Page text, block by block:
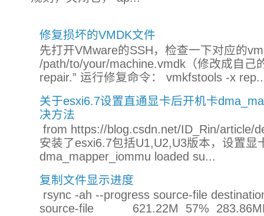
修复损坏的VMDK文件
先打开VMware的SSH，检查一下对应的
/path/to/your/machine.vmdk（修改成自己
repair.” 运行修复命令： vmkfstools -x
关于esxi6.7设置直通显卡后开机卡
决方法
from https://blog.csdn.net/ID_Rin/
安装了esxi6.7包括U1,U2,U3版本，设置显
dma_mapper_iommu loaded su...
复制文件显示进度
rsync -ah --progress source-file
source-file 621.22M 57%